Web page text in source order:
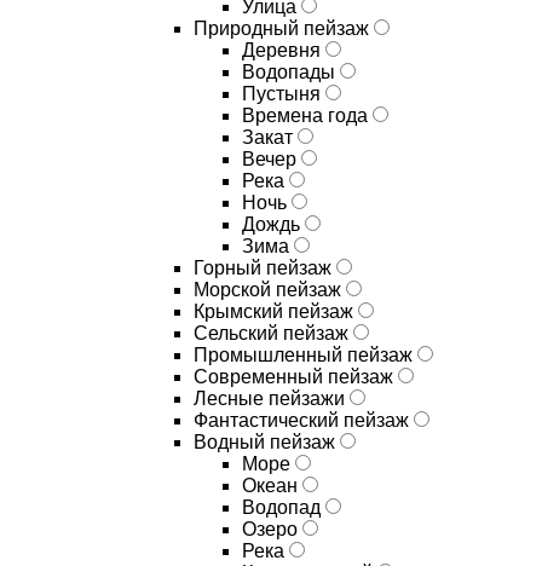
Улица
Природный пейзаж
Деревня
Водопады
Пустыня
Времена года
Закат
Вечер
Река
Ночь
Дождь
Зима
Горный пейзаж
Морской пейзаж
Крымский пейзаж
Сельский пейзаж
Промышленный пейзаж
Современный пейзаж
Лесные пейзажи
Фантастический пейзаж
Водный пейзаж
Море
Океан
Водопад
Озеро
Река